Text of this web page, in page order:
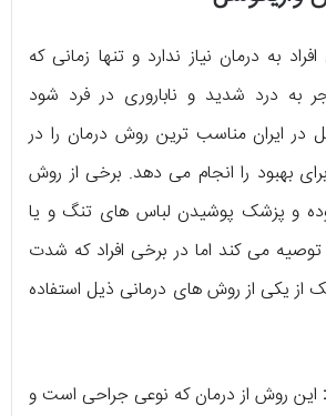
به درمان نیاز ندارد و تنها زمانی که
به درد شدید و ناباروری در فرد شود
در ایران مناسب ترین روش درمان را در
بهبود را انجام می دهد. برخی از روش
و پزشک پوشیدن لباس های تنگ و یا
توصیه می کند اما در برخی افراد که شدت
از یکی از روش های درمانی ذیل استفاده
این روش از درمان که نوعی جراحی است و